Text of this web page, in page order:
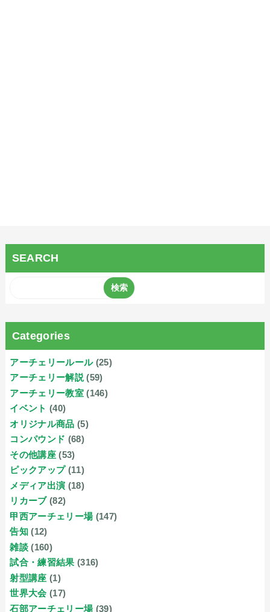
SEARCH
Categories
アーチェリールール (25)
アーチェリー解説 (59)
アーチェリー教室 (146)
イベント (40)
オリジナル商品 (5)
コンパウンド (68)
その他講座 (53)
ピックアップ (11)
メディア出演 (18)
リカーブ (82)
甲西アーチェリー場 (147)
告知 (12)
雑談 (160)
試合・練習結果 (316)
射型講座 (1)
世界大会 (17)
石部アーチェリー場 (39)